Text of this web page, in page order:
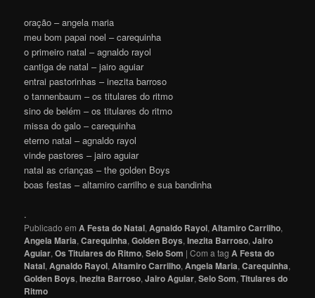
oração – angela maria
meu bom papai noel – carequinha
o primeiro natal – agnaldo rayol
cantiga de natal – jairo aguiar
entrai pastorinhas – inezita barroso
o tannenbaum – os titulares do ritmo
sino de belém – os titulares do ritmo
missa do galo – carequinha
eterno natal – agnaldo rayol
vinde pastores – jairo aguiar
natal as crianças – the golden Boys
boas festas – altamiro carrilho e sua bandinha
.
Publicado em A Festa do Natal,Agnaldo Rayol,Altamiro Carrilho,
Angela Maria,Carequinha,Golden Boys,Inezita Barroso,Jairo
Aguiar,Os Titulares do Ritmo,Selo Som |Com a tagA Festa do
Natal,Agnaldo Rayol,Altamiro Carrilho,Angela Maria,Carequinha,
Golden Boys,Inezita Barroso,Jairo Aguiar,Selo Som,Titulares do
Ritmo